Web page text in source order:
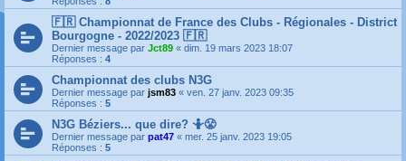
🇫🇷 Championnat de France des Clubs - Régionales - District
Bourgogne - 2022/2023 🇫🇷
Dernier message par Jct89 « dim. 19 mars 2023 18:07
Réponses : 4
Championnat des clubs N3G
Dernier message par jsm83 « ven. 27 janv. 2023 09:35
Réponses : 5
N3G Béziers... que dire? 🤷😤
Dernier message par pat47 « mer. 25 janv. 2023 19:05
Réponses : 5